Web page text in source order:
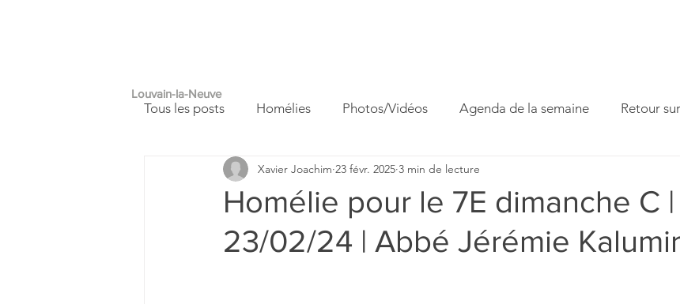
Louvain-la-Neuve
Tous les posts Homélies Photos/Vidéos Agenda de la semaine Retour
Autour de nous Carnet de famille Fête paroissiale
Homélie pour le 7E dimanche C |
23/02/24 | Abbé Jérémie
Xavier Joachim 23 févr. 2025 3 min de lecture